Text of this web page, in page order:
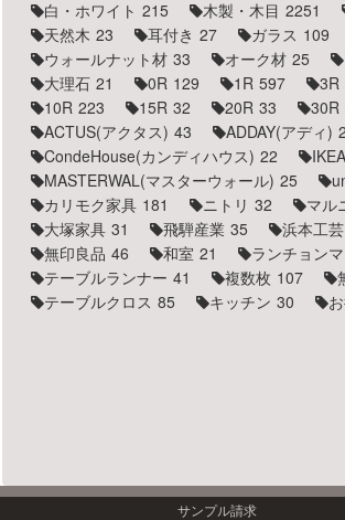
白・ホワイト 215 木製・木目 2251
天然木 23 耳付き 27 ガラス 109
ウォールナット材 33 オーク材 25
大理石 21 0R 129 1R 597 3R
10R 223 15R 32 20R 33 30R
ACTUS(アクタス) 43 ADDAY(アディ)
CondeHouse(カンディハウス) 22
MASTERWAL(マスターウォール) 25
カリモク家具 181 ニトリ 32 マル
大塚家具 31 飛騨産業 35 浜本工芸
無印良品 46 和室 21 ランチョン
テーブルランナー 41 複数枚 107
テーブルクロス 85 キッチン 30
サンプル請求